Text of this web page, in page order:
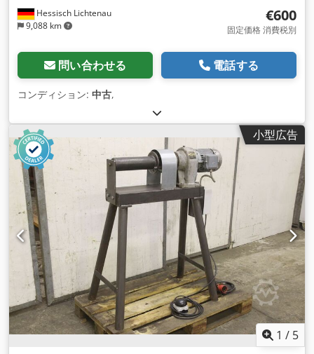
Hessisch Lichtenau
9,088 km
€600
固定価格 消費税別
問い合わせる 電話する
コンディション: 中古,
小型広告
1 / 5